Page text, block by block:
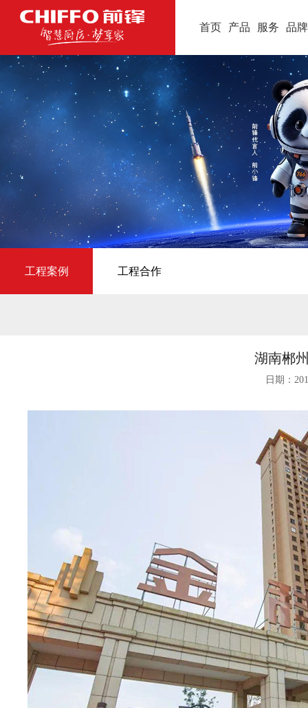
首页 产品 服务 品牌
工程案例 工程合作
湖南郴
日期：